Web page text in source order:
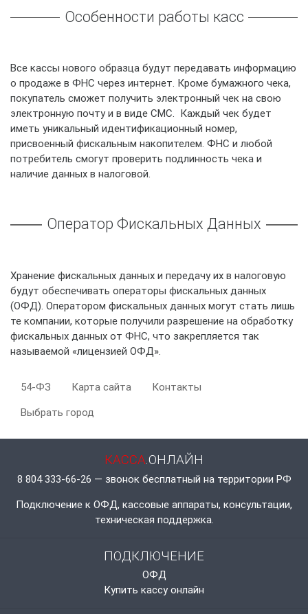
Особенности работы касс
Все кассы нового образца будут передавать информацию
о продаже в ФНС через интернет. Кроме бумажного чека,
покупатель сможет получить электронный чек на свою
электронную почту и в виде СМС. Каждый чек будет
иметь уникальный идентификационный номер,
присвоенный фискальным накопителем. ФНС и любой
потребитель смогут проверить подлинность чека и
наличие данных в налоговой.
Оператор Фискальных Данных
Хранение фискальных данных и передачу их в налоговую
будут обеспечивать операторы фискальных данных
(ОФД). Оператором фискальных данных могут стать лишь
те компании, которые получили разрешение на обработку
фискальных данных от ФНС, что закрепляется так
называемой «лицензией ОФД».
54-ФЗ Карта сайта
Контакты
Выбрать город
КАССА.ОНЛАЙН
8 804 333-66-26 — звонок бесплатный на территории РФ
Подключение к ОФД, кассовые аппараты, консультации,
техническая поддержка.
ПОДКЛЮЧЕНИЕ
ОФД
Купить кассу онлайн